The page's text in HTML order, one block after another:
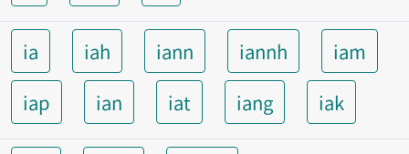
ia iah iann iannh
iam
iap
ian iat iang iak